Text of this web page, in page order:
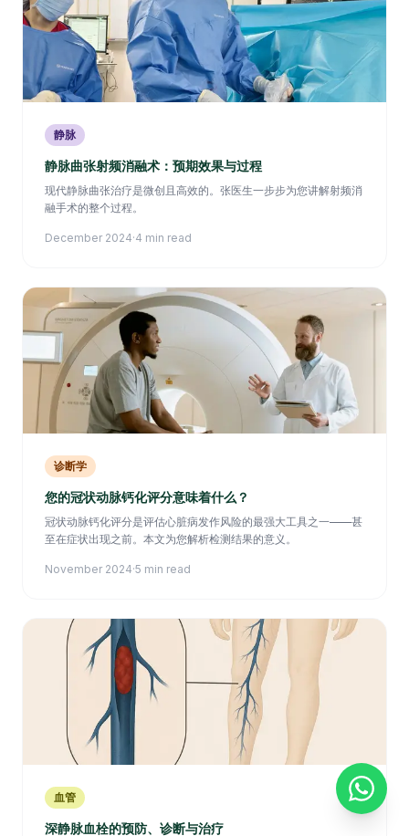
静脉
静脉曲张射频消融术：预期效果与过程
现代静脉曲张治疗是微创且高效的。张医生一步步为您讲解射频消
融手术的整个过程。
December 2024·4 min read
诊断学
您的冠状动脉钙化评分意味着什么？
冠状动脉钙化评分是评估心脏病发作风险的最强大工具之一——甚
至在症状出现之前。本文为您解析检测结果的意义。
November 2024·5 min read
血管
深静脉血栓的预防、诊断与治疗